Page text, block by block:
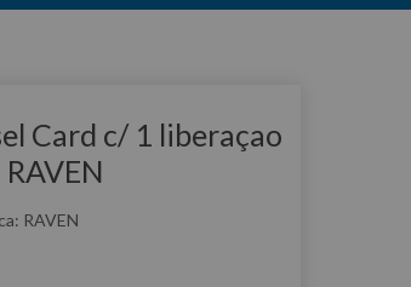
Card c/ 1 liberaçao
RAVEN